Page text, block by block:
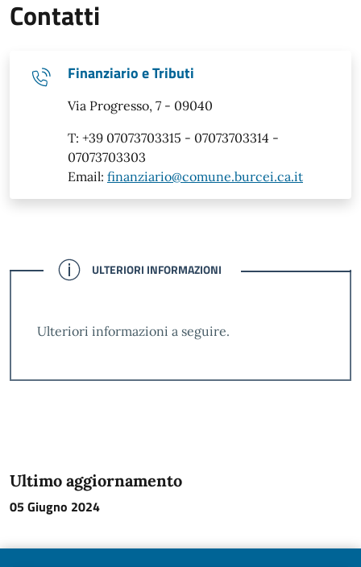
Contatti
Finanziario e Tributi
Via Progresso, 7 - 09040
T: +39 07073703315 - 07073703314 -
07073703303
Email: finanziario@comune.burcei.ca.it
CONFERMATO
ULTERIORI INFORMAZIONI
Ulteriori informazioni a seguire.
Ultimo aggiornamento
05 Giugno 2024